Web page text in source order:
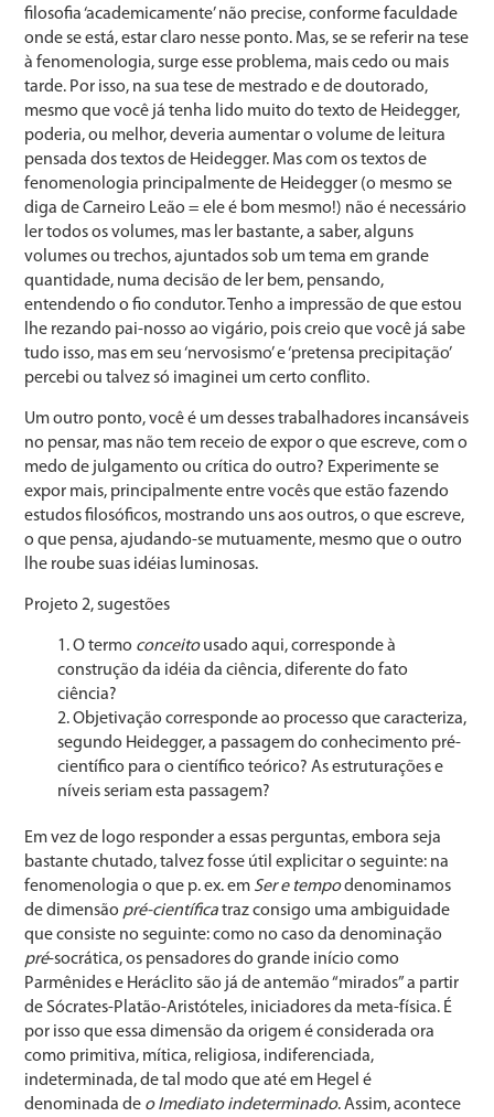
filosofia ‘academicamente’ não precise, conforme faculdade
onde se está, estar claro nesse ponto. Mas, se se referir na tese
à fenomenologia, surge esse problema, mais cedo ou mais
tarde. Por isso, na sua tese de mestrado e de doutorado,
mesmo que você já tenha lido muito do texto de Heidegger,
poderia, ou melhor, deveria aumentar o volume de leitura
pensada dos textos de Heidegger. Mas com os textos de
fenomenologia principalmente de Heidegger (o mesmo se
diga de Carneiro Leão = ele é bom mesmo!) não é necessário
ler todos os volumes, mas ler bastante, a saber, alguns
volumes ou trechos, ajuntados sob um tema em grande
quantidade, numa decisão de ler bem, pensando,
entendendo o fio condutor. Tenho a impressão de que estou
lhe rezando pai-nosso ao vigário, pois creio que você já sabe
tudo isso, mas em seu ‘nervosismo’ e ‘pretensa precipitação’
percebi ou talvez só imaginei um certo conflito.
Um outro ponto, você é um desses trabalhadores incansáveis
no pensar, mas não tem receio de expor o que escreve, com o
medo de julgamento ou crítica do outro? Experimente se
expor mais, principalmente entre vocês que estão fazendo
estudos filosóficos, mostrando uns aos outros, o que escreve,
o que pensa, ajudando-se mutuamente, mesmo que o outro
lhe roube suas idéias luminosas.
Projeto 2, sugestões
O termo conceitousado aqui, corresponde à
construção da idéia da ciência, diferente do fato
ciência?
Objetivação corresponde ao processo que caracteriza,
segundo Heidegger, a passagem do conhecimento pré-
científico para o científico teórico? As estruturações e
níveis seriam esta passagem?
Em vez de logo responder a essas perguntas, embora seja
bastante chutado, talvez fosse útil explicitar o seguinte: na
fenomenologia o que p. ex. em Ser e tempodenominamos
de dimensão pré-científicatraz consigo uma ambiguidade
que consiste no seguinte: como no caso da denominação
pré-socrática, os pensadores do grande início como
Parmênides e Heráclito são já de antemão “mirados” a partir
de Sócrates-Platão-Aristóteles, iniciadores da meta-física. É
por isso que essa dimensão da origem é considerada ora
como primitiva, mítica, religiosa, indiferenciada,
indeterminada, de tal modo que até em Hegel é
denominada de o Imediato indeterminado. Assim, acontece